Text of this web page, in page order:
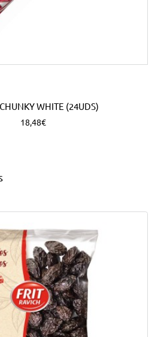
WHITE (24UDS)
18,48€